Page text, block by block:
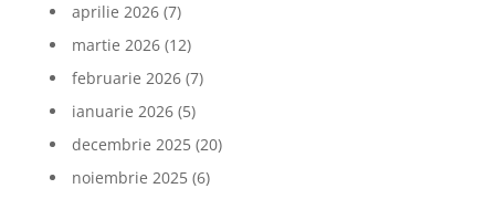
aprilie 2026(7)
martie 2026(12)
februarie 2026(7)
ianuarie 2026(5)
decembrie 2025(20)
noiembrie 2025(6)